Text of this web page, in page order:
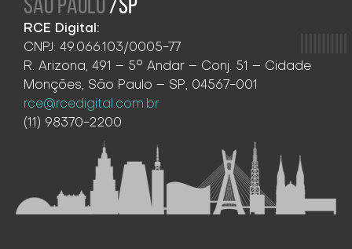
SÃO PAULO/SP
RCE Digital:
CNPJ: 49.066.103/0005-77
R. Arizona, 491 – 5° Andar – Conj. 51 – Cidade
Monções, São Paulo – SP, 04567-001
rce@rcedigital.com.br
(11) 98370-2200